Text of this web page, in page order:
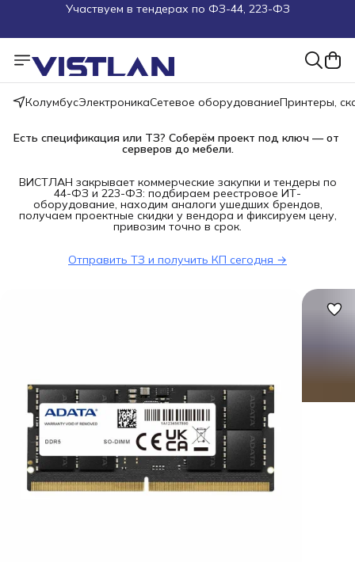
Пуско-наладочные работы
Пришлите запрос на e-mail или в чат
Более 100 000 позиций в наличии и под заказ
КолумбусЭлектроникаСетевое оборудованиеПринтеры,
Есть спецификация или ТЗ? Соберём проект под ключ — от
серверов до мебели.
ВИСТЛАН закрывает коммерческие закупки и тендеры по
44-ФЗ и 223-ФЗ: подбираем реестровое ИТ-
оборудование, находим аналоги ушедших брендов,
получаем проектные скидки у вендора и фиксируем цену,
привозим точно в срок.
Отправить ТЗ и получить КП сегодня →